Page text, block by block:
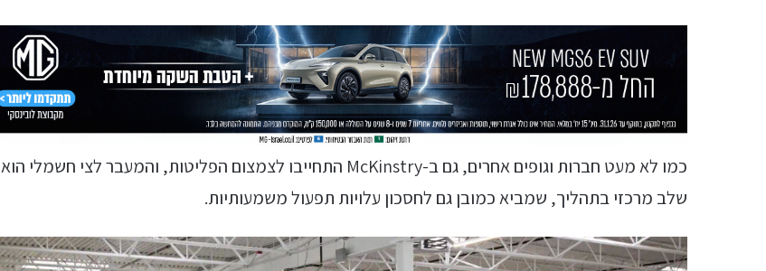
כמו לא מעט חברות וגופים אחרים, גם ב-McKinstry התחייבו לצמצום הפליטות, והמעבר לצי חשמלי הוא
שלב מרכזי בתהליך, שמביא כמובן גם לחסכון עלויות תפעול משמעותיות.